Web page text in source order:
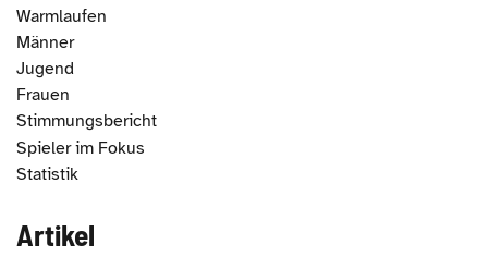
Warmlaufen
Männer
Jugend
Frauen
Stimmungsbericht
Spieler im Fokus
Statistik
Artikel